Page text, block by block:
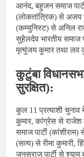
आनंद, बहुजन समाज
(लोकतांत्रिक) से अजय
(कम्युनिस्ट) से अनिल
सुहेलदेव भारतीय समाज
मृत्युंजय कुमार तथा लव
कुटुंबा
सुरक्षित):
कुल 11 प्रत्याशी चुनाव
कुमार, कांग्रेस से राजेश
समाज पार्टी (कांशीराम)
(सत्य) से रीमा कुमारी,
जनसुराज पार्टी से श्याम